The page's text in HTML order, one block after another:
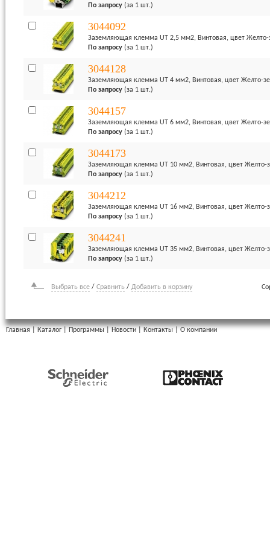
По запросу (за 1 шт.)
3044092
Заземляющая клемма UT 2,5 мм2, Винтовая, цвет Желто-
По запросу (за 1 шт.)
3044128
Заземляющая клемма UT 4 мм2, Винтовая, цвет Желто-
По запросу (за 1 шт.)
3044157
Заземляющая клемма UT 6 мм2, Винтовая, цвет Желто-
По запросу (за 1 шт.)
3044173
Заземляющая клемма UT 10 мм2, Винтовая, цвет Желто-
По запросу (за 1 шт.)
3044212
Заземляющая клемма UT 16 мм2, Винтовая, цвет Желто-
По запросу (за 1 шт.)
3044241
Заземляющая клемма UT 35 мм2, Винтовая, цвет Желто-
По запросу (за 1 шт.)
Выбрать все / Сравнить / Добавить в корзину
Главная | Каталог | Программы | Новости | Контакты | О компании